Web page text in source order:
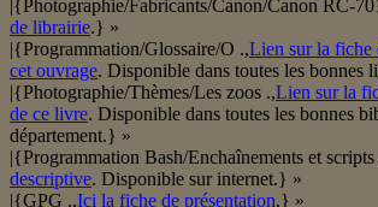
|{Photographie/Fabricants/Canon/Canon RC-
de librairie.} »
|{Programmation/Glossaire/O .,Lien sur la fiche
cet ouvrage. Disponible dans toutes les bonnes
|{Photographie/Thèmes/Les zoos .,Lien sur la
de ce livre. Disponible dans toutes les bonnes
département.} »
|{Programmation Bash/Enchaînements et scripts
descriptive. Disponible sur internet.} »
|{GPG .,Ici la fiche de présentation.} »